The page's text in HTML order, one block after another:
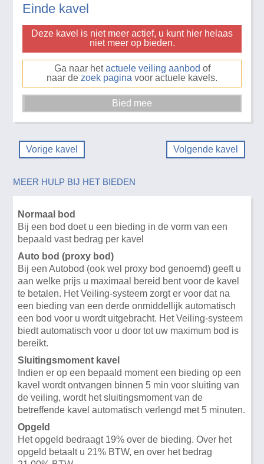
Einde kavel
Deze kavel is niet meer actief, u kunt hier helaas
niet meer op bieden.
Ga naar hetactuele veiling aanbod of
naar de zoek pagina voor actuele kavels.
Vorige kavel Volgende kavel
MEER HULP BIJ HET BIEDEN
Normaal bod
Bij een bod doet u een bieding in de vorm van een
bepaald vast bedrag per kavel
Auto bod (proxy bod)
Bij een Autobod (ook wel proxy bod genoemd) geeft u
aan welke prijs u maximaal bereid bent voor de kavel
te betalen. Het Veiling-systeem zorgt er voor dat na
een bieding van een derde onmiddellijk automatisch
een bod voor u wordt uitgebracht. Het Veiling-systeem
biedt automatisch voor u door tot uw maximum bod is
bereikt.
Sluitingsmoment kavel
Indien er op een bepaald moment een bieding op een
kavel wordt ontvangen binnen 5 min voor sluiting van
de veiling, wordt het sluitingsmoment van de
betreffende kavel automatisch verlengd met 5 minuten.
Opgeld
Het opgeld bedraagt 19% over de bieding. Over het
opgeld betaalt u 21% BTW, en over het bedrag